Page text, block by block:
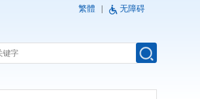
繁體 无障碍